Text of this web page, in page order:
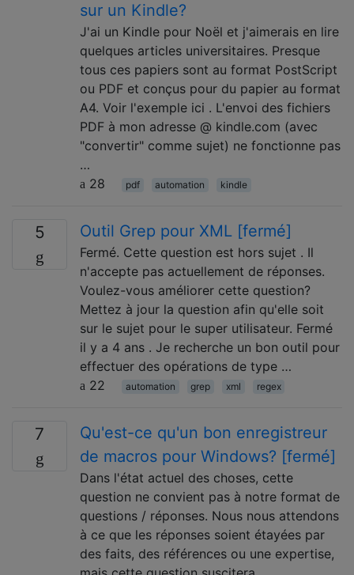
sur un Kindle?
J'ai un Kindle pour Noël et j'aimerais en lire
quelques articles universitaires. Presque
tous ces papiers sont au format PostScript
ou PDF et conçus pour du papier au format
A4. Voir l'exemple ici . L'envoi des fichiers
PDF à mon adresse @ kindle.com (avec
"convertir" comme sujet) ne fonctionne pas
…
28
pdf automation kindle
5 Outil Grep pour XML [fermé]
Fermé. Cette question est hors sujet . Il
n'accepte pas actuellement de réponses.
Voulez-vous améliorer cette question?
Mettez à jour la question afin qu'elle soit
sur le sujet pour le super utilisateur. Fermé
il y a 4 ans . Je recherche un bon outil pour
effectuer des opérations de type …
22
automation grep xml regex
7
Qu'est-ce qu'un bon enregistreur
de macros pour Windows? [fermé]
Dans l'état actuel des choses, cette
question ne convient pas à notre format de
questions / réponses. Nous nous attendons
à ce que les réponses soient étayées par
des faits, des références ou une expertise,